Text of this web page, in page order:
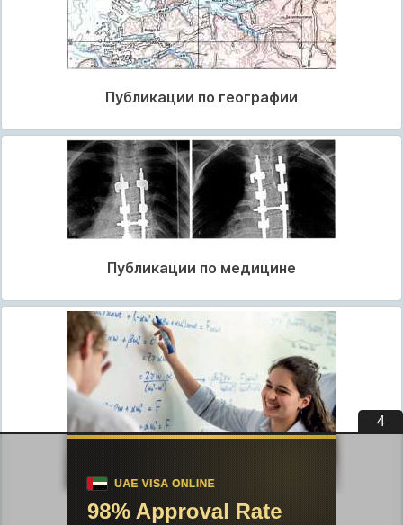
Публикации по географии
Публикации по медицине
Публикации по педагогике
3